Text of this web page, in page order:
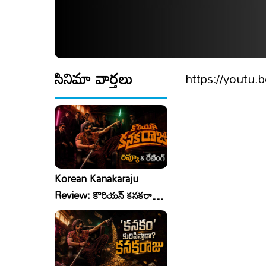
సినిమా వార్తలు
Korean Kanakaraju
Review: కొరియన్ కనకరాజు
రివ్యూ & రేటింగ్!
https://